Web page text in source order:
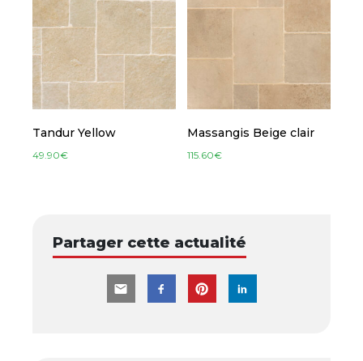
Tandur Yellow
49.90€
Massangis Beige clair
115.60€
Partager cette actualité